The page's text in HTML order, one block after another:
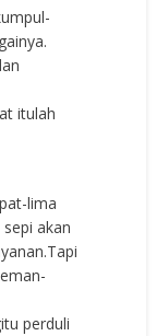
itulah
lima
akan
perduli